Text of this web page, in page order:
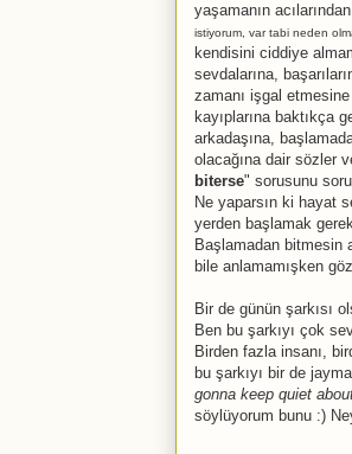
yaşamanın
istiyorum, var tabi neden
kendisini ciddiye
sevdalarına,
zamanı işgal
kayıplarına baktıkça
arkadaşına,
olacağına dair sözler
biterse" sorusunu
Ne yaparsın ki hayat
yerden başlamak
Başlamadan bitmesin
bile anlamamışken
Bir de günün şarkısı
Ben bu şarkıyı çok
Birden fazla insanı,
bu şarkıyı bir de
gonna keep quiet
söylüyorum bunu :)